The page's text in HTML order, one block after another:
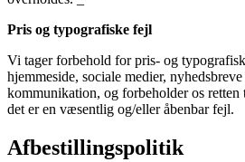
Pris og typografiske fejl
Vi tager forbehold for pris- og
hjemmeside, sociale medier,
kommunikation, og forbeholder os
det er en væsentlig og/eller åbenbar fejl.
Afbestillingspolitik